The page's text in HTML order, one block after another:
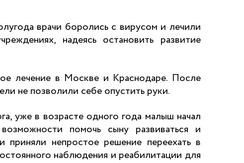
врачи боролись с вирусом и лечили
надеясь остановить развитие
лечение в Москве и Краснодаре. После
не позволили себе опустить руки.
уже в возрасте одного года малыш начал
помочь сыну развиваться и
приняли непростое решение переехать в
наблюдения и реабилитации для